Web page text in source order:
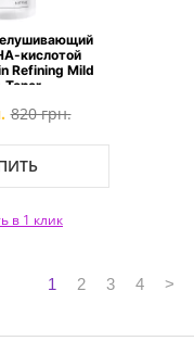
кислотой
Refining Mild
Toner
820 грн.
в 1 клик
1 2 3 4 >